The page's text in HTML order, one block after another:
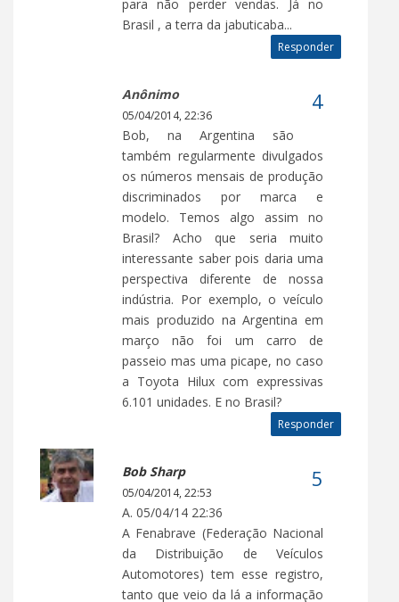
para não perder vendas. Já no
Brasil , a terra da jabuticaba...
Responder
Anônimo
05/04/2014, 22:36
Bob, na Argentina são
também regularmente divulgados
os números mensais de produção
discriminados por marca e
modelo. Temos algo assim no
Brasil? Acho que seria muito
interessante saber pois daria uma
perspectiva diferente de nossa
indústria. Por exemplo, o veículo
mais produzido na Argentina em
março não foi um carro de
passeio mas uma picape, no caso
a Toyota Hilux com expressivas
6.101 unidades. E no Brasil?
Responder
Bob Sharp
05/04/2014, 22:53
A. 05/04/14 22:36
A Fenabrave (Federação Nacional
da Distribuição de Veículos
Automotores) tem esse registro,
tanto que veio da lá a informação